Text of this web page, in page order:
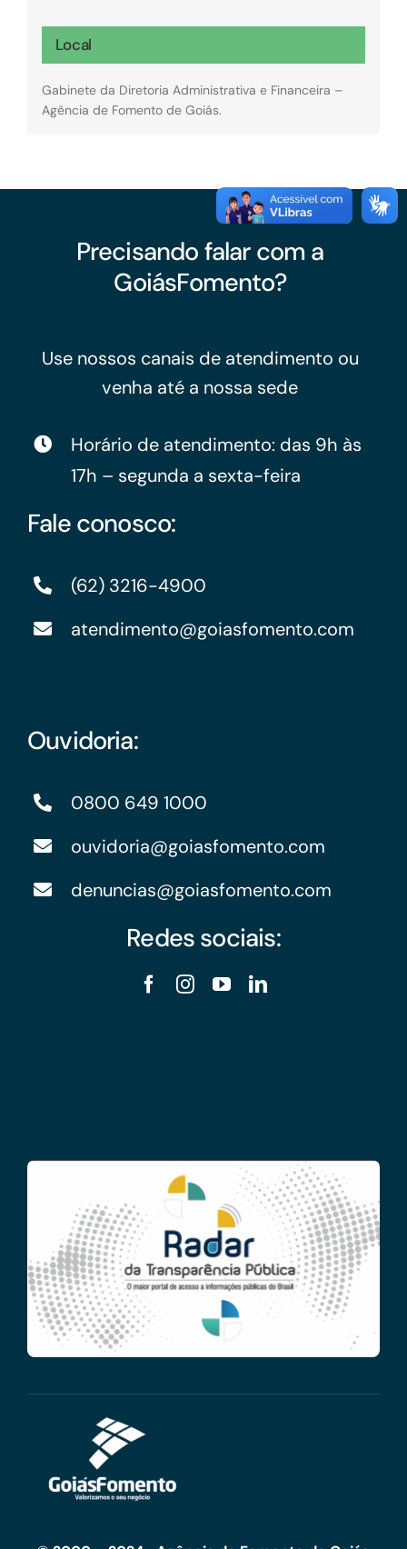
Local
Gabinete da Diretoria Administrativa e Financeira –
Agência de Fomento de Goiás.
Precisando falar com a
GoiásFomento?
Use nossos canais de atendimento ou
venha até a nossa sede
Horário de atendimento: das 9h às
17h – segunda a sexta-feira
Fale conosco:
(62) 3216-4900
atendimento@goiasfomento.com
Ouvidoria:
0800 649 1000
ouvidoria@goiasfomento.com
denuncias@goiasfomento.com
Redes sociais: